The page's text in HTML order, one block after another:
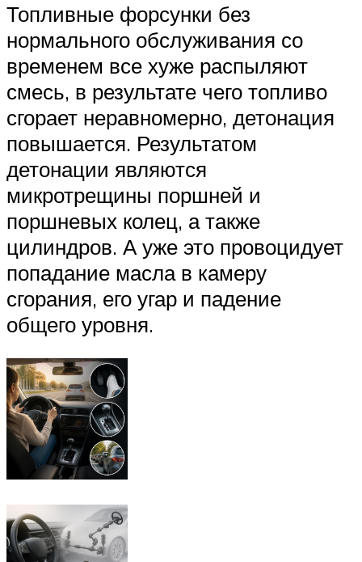
Топливные форсунки без
нормального обслуживания со
временем все хуже распыляют
смесь, в результате чего топливо
сгорает неравномерно, детонация
повышается. Результатом
детонации являются
микротрещины поршней и
поршневых колец, а также
цилиндров. А уже это провоцидует
попадание масла в камеру
сгорания, его угар и падение
общего уровня.